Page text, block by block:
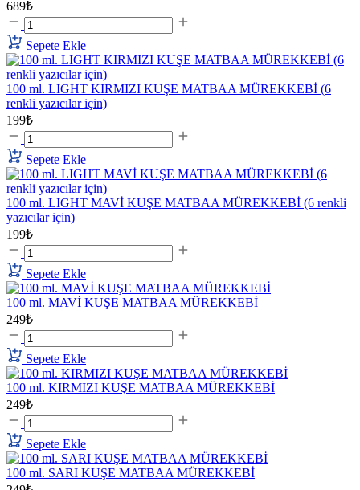
689₺
Sepete Ekle
100 ml. LIGHT KIRMIZI KUŞE MATBAA MÜREKKEBİ (6
renkli yazıcılar için)
199₺
Sepete Ekle
100 ml. LIGHT MAVİ KUŞE MATBAA MÜREKKEBİ (6 renkli
yazıcılar için)
199₺
Sepete Ekle
100 ml. MAVİ KUŞE MATBAA MÜREKKEBİ
249₺
Sepete Ekle
100 ml. KIRMIZI KUŞE MATBAA MÜREKKEBİ
249₺
Sepete Ekle
100 ml. SARI KUŞE MATBAA MÜREKKEBİ